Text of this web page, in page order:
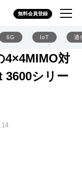
無料会員登録
6G IoT 通
4×4MIMO対
3600シリー